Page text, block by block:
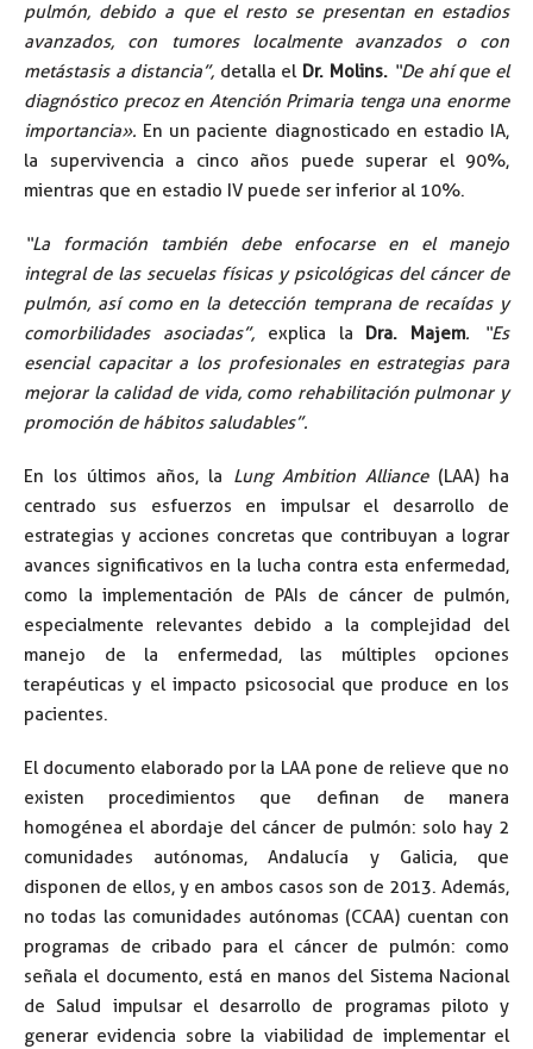
pulmón, debido a que el resto se presentan en estadios
avanzados, con tumores localmente avanzados o con
metástasis a distancia”, detalla el Dr. Molins.“De ahí que el
diagnóstico precoz en Atención Primaria tenga una enorme
importancia». En un paciente diagnosticado en estadio IA,
la supervivencia a cinco años puede superar el 90%,
mientras que en estadio IV puede ser inferior al 10%.
“La formación también debe enfocarse en el manejo
integral de las secuelas físicas y psicológicas del cáncer de
pulmón, así como en la detección temprana de recaídas y
comorbilidades asociadas”, explica la Dra. Majem. “Es
esencial capacitar a los profesionales en estrategias para
mejorar la calidad de vida, como rehabilitación pulmonar y
promoción de hábitos saludables”.
En los últimos años, la Lung Ambition Alliance(LAA) ha
centrado sus esfuerzos en impulsar el desarrollo de
estrategias y acciones concretas que contribuyan a lograr
avances significativos en la lucha contra esta enfermedad,
como la implementación de PAIs de cáncer de pulmón,
especialmente relevantes debido a la complejidad del
manejo de la enfermedad, las múltiples opciones
terapéuticas y el impacto psicosocial que produce en los
pacientes.
El documento elaborado por la LAA pone de relieve que no
existen procedimientos que definan de manera
homogénea el abordaje del cáncer de pulmón: solo hay 2
comunidades autónomas, Andalucía y Galicia, que
disponen de ellos, y en ambos casos son de 2013. Además,
no todas las comunidades autónomas (CCAA) cuentan con
programas de cribado para el cáncer de pulmón: como
señala el documento, está en manos del Sistema Nacional
de Salud impulsar el desarrollo de programas piloto y
generar evidencia sobre la viabilidad de implementar el